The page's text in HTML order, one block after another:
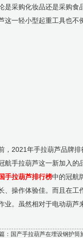
采购化妆品还是采购食品
这一轻小型起重工具也不
2021年手拉葫芦品牌排
航手拉葫芦这一新加入的
手拉葫芦排行榜中的冠航
、操作体验佳。而且在
业。虽然相对于电动葫芦
： 国产手拉葫芦在埋设钢护筒